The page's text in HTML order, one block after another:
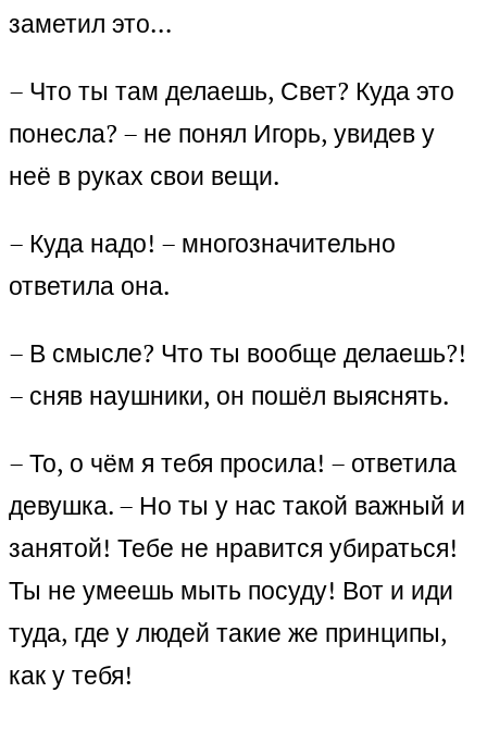
заметил это…
– Что ты там делаешь, Свет? Куда это
понесла? – не понял Игорь, увидев у
неё в руках свои вещи.
– Куда надо! – многозначительно
ответила она.
– В смысле? Что ты вообще делаешь?!
– сняв наушники, он пошёл выяснять.
– То, о чём я тебя просила! – ответила
девушка. – Но ты у нас такой важный и
занятой! Тебе не нравится убираться!
Ты не умеешь мыть посуду! Вот и иди
туда, где у людей такие же принципы,
как у тебя!